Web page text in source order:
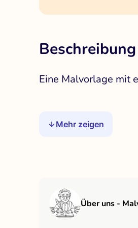
Beschreibung
Eine Malvorlage mit
Mehr zeigen
Über uns -